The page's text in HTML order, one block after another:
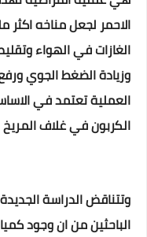
الاحمر لجعل مناخه
الغازات في الهواء
وزيادة الضغط الجوي
العملية تعتمد في
الكربون في غلاف
وتتناقض الدراسة
الباحثين من ان وجود